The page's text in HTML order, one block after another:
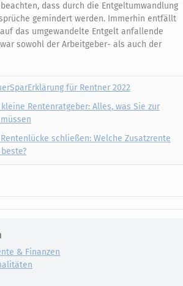
dass durch die Entgeltumwandlung
gemindert werden. Immerhin entfällt
das umgewandelte Entgelt anfallende
sowohl der Arbeitgeber- als auch der
für Rentner 2022
kleine Rentenratgeber: Alles, was Sie zur
schließen: Welche Zusatzrente
& Finanzen